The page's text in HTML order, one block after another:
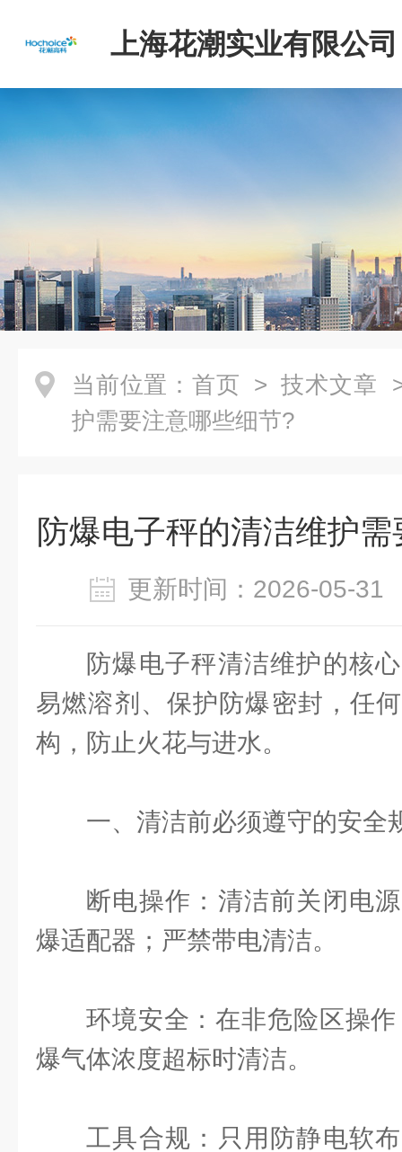
上海花潮实业有限公司
当前位置： 首页 > 技术文章
护需要注意哪些细节?
防爆电子秤的清洁维护
更新时间：2026-05-
防爆电子秤清洁维护的核
易燃溶剂、保护防爆密封，任
构，防止火花与进水。
一、清洁前必须遵守的安全
断电操作：清洁前关闭电
爆适配器；严禁带电清洁。
环境安全：在非危险区操
爆气体浓度超标时清洁。
工具合规：只用防静电软